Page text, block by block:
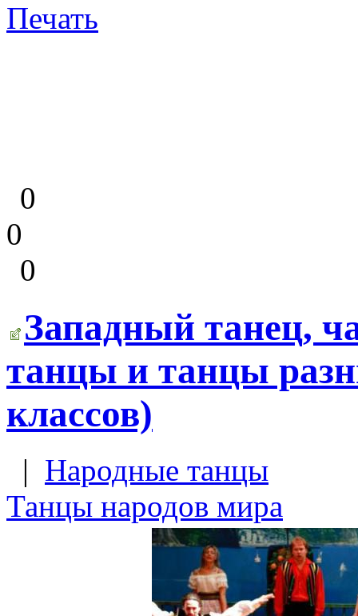
Печать
0
0
0
Западный танец,
танцы и танцы
классов)
| Народные танцы
Танцы народов мира